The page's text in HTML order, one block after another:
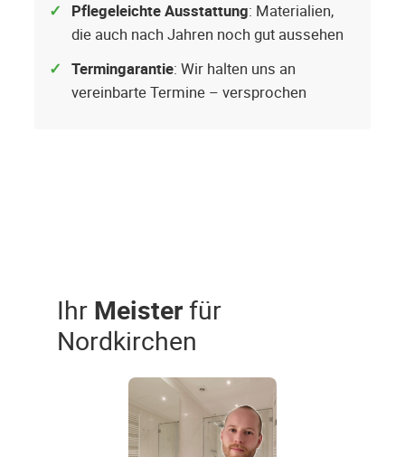
Pflegeleichte Ausstattung: Materialien,
die auch nach Jahren noch gut aussehen
Termingarantie: Wir halten uns an
vereinbarte Termine – versprochen
Ihr Meisterfür
Nordkirchen